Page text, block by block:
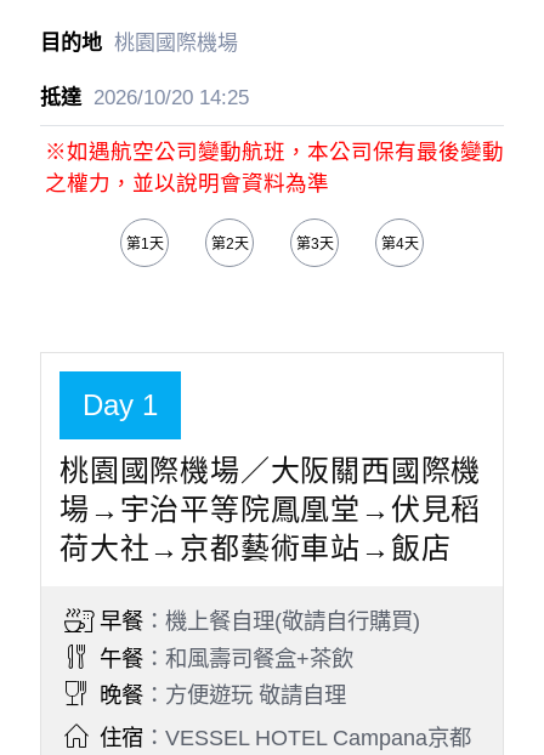
桃園國際機場
2026/10/2014:25
※如遇航空公司變動航班，本公司保有最後變動
之權力，並以說明會資料為準
第1天 第2天 第3天 第4天
Day 1
桃園國際機場／大阪關西國際機
場→宇治平等院鳳凰堂→伏見稻
荷大社→京都藝術車站→飯店
早餐：機上餐自理(敬請自行購買)
午餐：和風壽司餐盒+茶飲
晚餐：方便遊玩 敬請自理
住宿：VESSEL HOTEL Campana京都